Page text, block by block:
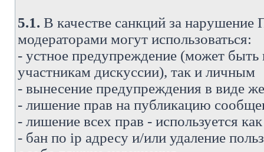
5.1. В качестве санкций за
модераторами могут использоваться:
- устное предупреждение (может
участникам дискуссии), так и личным
- вынесение предупреждения в виде
- лишение прав на публикацию
- лишение всех прав - используется
- бан по ip адресу и/или удаление